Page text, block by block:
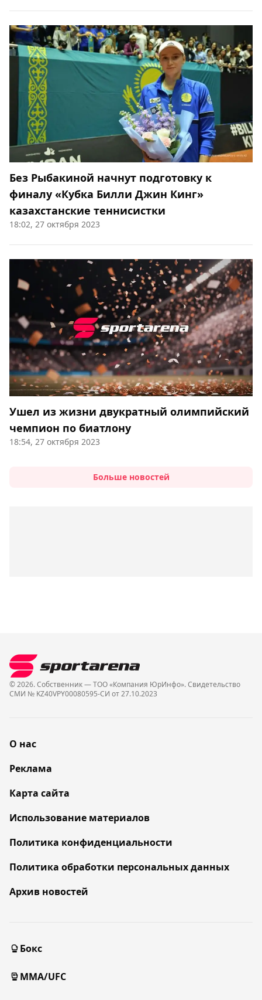
Без Рыбакиной начнут подготовку к
финалу «Кубка Билли Джин Кинг»
казахстанские теннисистки
18:02, 27 октября 2023
Ушел из жизни двукратный олимпийский
чемпион по биатлону
18:54, 27 октября 2023
Больше новостей
© 2026. Собственник — ТОО «Компания ЮрИнфо». Cвидетельство
СМИ № KZ40VPY00080595-СИ от 27.10.2023
О нас
Реклама
Карта сайта
Использование материалов
Политика конфиденциальности
Политика обработки персональных данных
Архив новостей
Бокс
MMA/UFC